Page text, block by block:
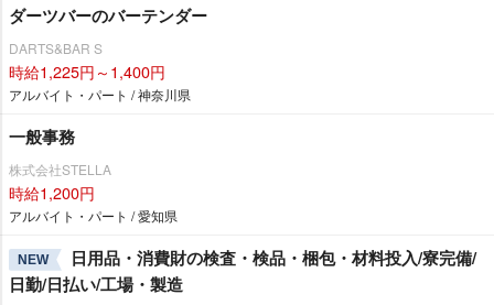
ダーツバーのバーテンダー
DARTS&BAR S
時給1,225円～1,400円
アルバイト・パート / 神奈川県
一般事務
株式会社STELLA
時給1,200円
アルバイト・パート / 愛知県
NEW
日用品・消費財の検査・検品・梱包・材料投入/寮完備/
日勤/日払い/工場・製造